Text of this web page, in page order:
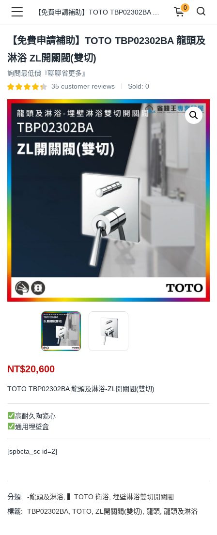
)
)
王 )
0
【免費申請補助】TOTO TBP02302BA 龍頭及
淋浴 ZL開關閥(雙切)
詢問最低價『聊聊省更多』
35 customer reviews Sold: 0
NT$20,600
TOTO TBP02302BA 龍頭及淋浴-ZL開關閥(雙切)
高耐久陶瓷心
通用埋壁盒
[spbcta_sc id=2]
分類: -龍頭及淋浴 ▍TOTO 衛浴 埋壁淋浴雙切開關閥
標籤:
TBP02302BA TOTO ZL開關閥(雙切) 龍頭 龍頭及淋浴